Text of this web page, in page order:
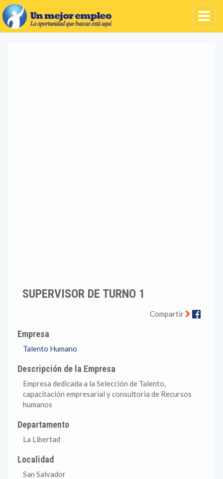
SUPERVISOR DE TURNO 1
Compartir
Empresa
Talento Humano
Descripción de la Empresa
Empresa dedicada a la Selección de Talento,
capacitación empresarial y consultoria de Recursos
humanos
Departamento
La Libertad
Localidad
San Salvador